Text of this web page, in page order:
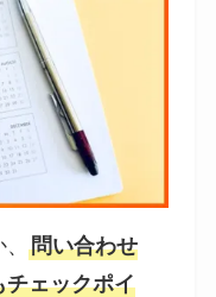
、問い合わせ
チェックポイ